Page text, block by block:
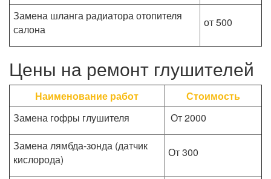
Замена шланга радиатора отопителя
салона
от 500
Цены на ремонт глушителей
Наименование работ
Стоимость
Замена гофры глушителя
От 2000
Замена лямбда-зонда (датчик
кислорода)
От 300